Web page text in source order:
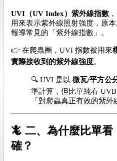
UVI（UV Index）紫外線指數
用來表示紫外線照射強度，原
報導常見的「紫外線指數」。
👉 在爬蟲圈，UVI 指數被用來
實際接收到的紫外線強度。
🔍 UVI 是以 微瓦/平方公
準計算，但比單純看
「對爬蟲真正有效的紫外
🦎 二、為什麼比單
確？